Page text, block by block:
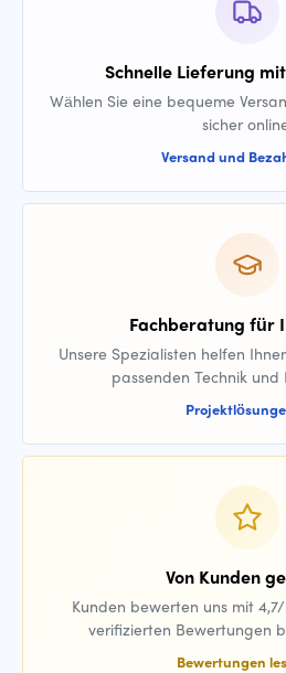
Schnelle Lieferung
Wählen Sie eine bequeme
sicher
Versand und
Fachberatung für
Unsere Spezialisten helfen
passenden Technik und
Von Kunden
Kunden bewerten uns mit
verifizierten Bewertungen
Bewertungen